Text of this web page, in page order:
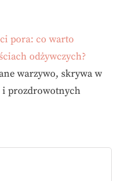
pora: co warto
odżywczych?
warzywo, skrywa w
i prozdrowotnych